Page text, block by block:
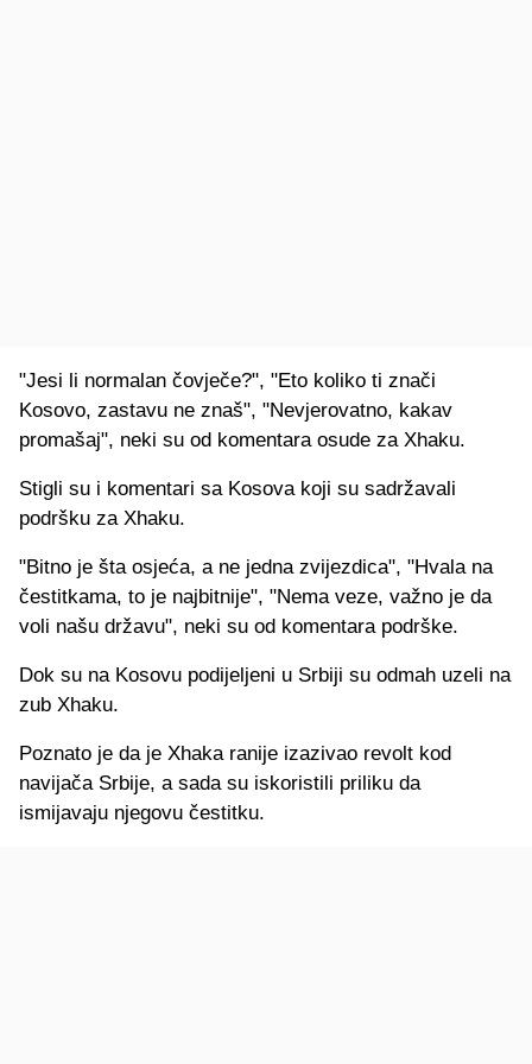
"Jesi li normalan čovječe?", "Eto koliko ti znači
Kosovo, zastavu ne znaš", "Nevjerovatno, kakav
promašaj", neki su od komentara osude za Xhaku.
Stigli su i komentari sa Kosova koji su sadržavali
podršku za Xhaku.
"Bitno je šta osjeća, a ne jedna zvijezdica", "Hvala na
čestitkama, to je najbitnije", "Nema veze, važno je da
voli našu državu", neki su od komentara podrške.
Dok su na Kosovu podijeljeni u Srbiji su odmah uzeli na
zub Xhaku.
Poznato je da je Xhaka ranije izazivao revolt kod
navijača Srbije, a sada su iskoristili priliku da
ismijavaju njegovu čestitku.